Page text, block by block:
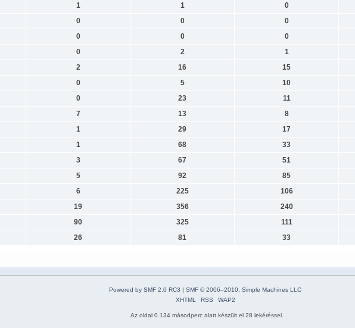
1 1 0
0 0 0
0 0 0
0 2 1
2 16 15
0 5 10
0 23 11
7 13 8
1 29 17
1 68 33
3 67 51
5 92 85
6 225 106
19 356 240
90 325 111
26 81 33
Powered by SMF 2.0 RC3 | SMF © 2006–2010, Simple Machines LLC
XHTML
RSS WAP2
Az oldal 0.134 másodperc alatt készült el 28 lekéréssel.